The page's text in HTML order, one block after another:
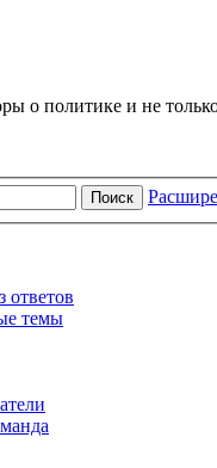
о политике и не
Поиск
ответов
темы